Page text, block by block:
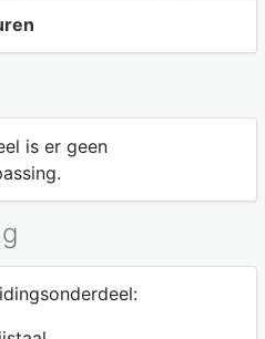
is er geen